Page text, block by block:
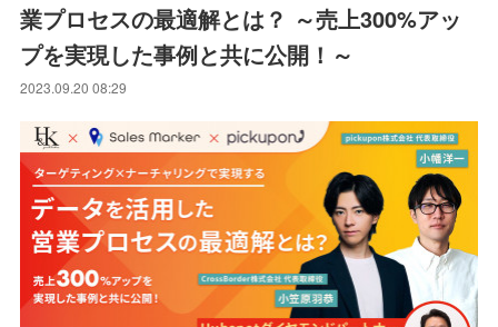
業プロセスの最適解とは？ ～売上300%アッ
プを実現した事例と共に公開！～
2023.09.20 08:29